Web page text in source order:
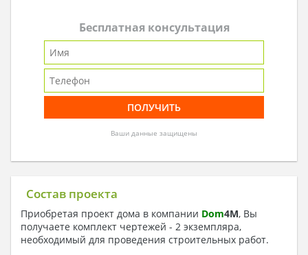
Бесплатная консультация
Ваши данные защищены
Состав проекта
Приобретая проект дома в компании Dom4M, Вы
получаете комплект чертежей - 2 экземпляра,
необходимый для проведения строительных работ.